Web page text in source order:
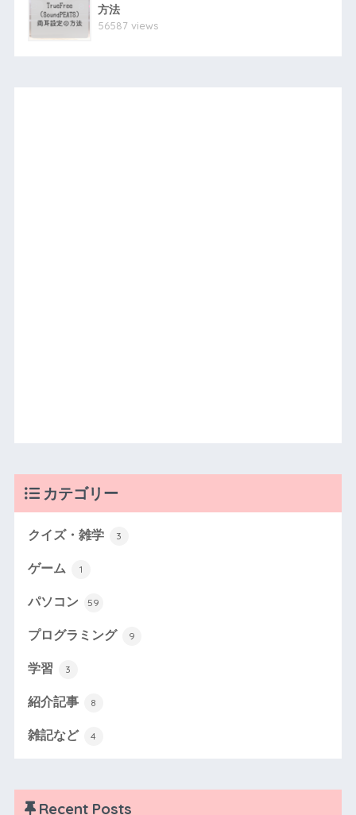
方法
56587 views
カテゴリー
クイズ・雑学 3
ゲーム 1
パソコン 59
プログラミング 9
学習 3
紹介記事 8
雑記など 4
Recent Posts